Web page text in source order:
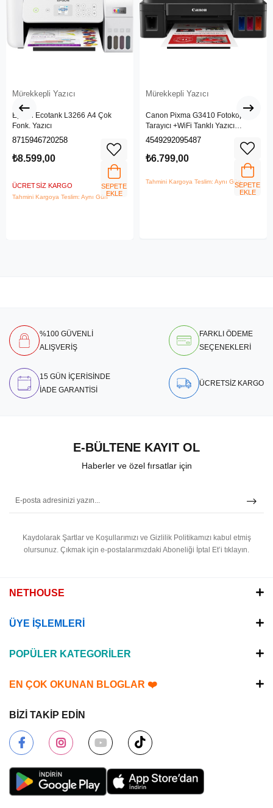
Mürekkepli Yazıcı
Epson Ecotank L3266 A4 Çok
Fonk. Yazıcı
8715946720258
₺8.599,00
ÜCRETSIZ KARGO
Tahmini Kargoya Teslim: Aynı Gün
SEPETE
EKLE
Mürekkepli Yazıcı
Canon Pixma G3410 Fotokopi +
Tarayıcı +WiFi Tanklı Yazıcı
(Canon Eurasia Garantili)
4549292095487
₺6.799,00
Tahmini Kargoya Teslim: Aynı GünSEPETE
EKLE
%100 GÜVENLİ
ALIŞVERİŞ
FARKLI ÖDEME
SEÇENEKLERİ
15 GÜN İÇERİSİNDE
İADE GARANTİSİ
ÜCRETSİZ KARGO
E-BÜLTENE KAYIT OL
Haberler ve özel fırsatlar için
Kaydolarak Şartlar ve Koşullarımızı ve Gizlilik Politikamızı kabul etmiş
olursunuz. Çıkmak için e-postalarımızdaki Aboneliği İptal Et’i tıklayın.
NETHOUSE
ÜYE İŞLEMLERİ
POPÜLER KATEGORİLER
EN ÇOK OKUNAN BLOGLAR ❤️
BİZİ TAKİP EDİN